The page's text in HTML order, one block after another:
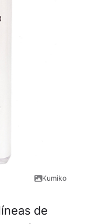
Kumiko
de